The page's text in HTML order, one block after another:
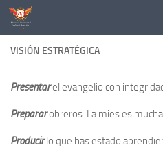
Skip to content
VISIÓN ESTRATÉGICA
Presentarel evangelio con
Prepararobreros. La mies es
Producirlo que has estado